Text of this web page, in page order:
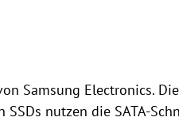
Samsung Electronics.
nutzen die SATA-